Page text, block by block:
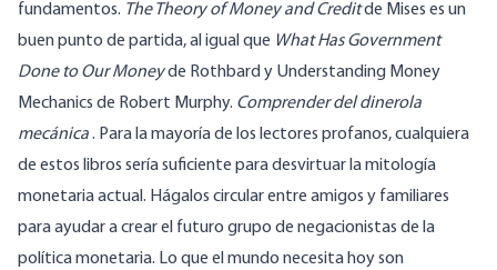
fundamentos. The Theory of Money and Creditde Mises es un
buen punto de partida, al igual que What Has Government
Done to Our Moneyde Rothbard y Understanding Money
Mechanics de Robert Murphy. Comprender del dinerola
mecánica. Para la mayoría de los lectores profanos, cualquiera
de estos libros sería suficiente para desvirtuar la mitología
monetaria actual. Hágalos circular entre amigos y familiares
para ayudar a crear el futuro grupo de negacionistas de la
política monetaria. Lo que el mundo necesita hoy son